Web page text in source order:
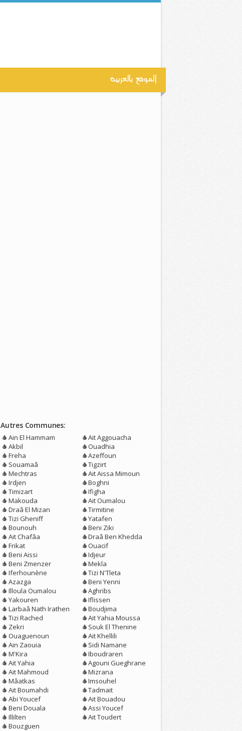
Autres Communes:
Ain El Hammam
Akbil
Freha
Souamaâ
Mechtras
Irdjen
Timizart
Makouda
Draâ El Mizan
Tizi Gheniff
Bounouh
Ait Chafâa
Frikat
Beni Aissi
Beni Zmenzer
Iferhounène
Azazga
Illoula Oumalou
Yakouren
Larbaâ Nath Irathen
Tizi Rached
Zekri
Ouaguenoun
Ain Zaouia
M'Kira
Ait Yahia
Ait Mahmoud
Mâatkas
Ait Boumahdi
Abi Youcef
Beni Douala
Illilten
Bouzguen
Ait Aggouacha
Ouadhia
Azeffoun
Tigzirt
Ait Aissa Mimoun
Boghni
Ifigha
Ait Oumalou
Tirmitine
Yatafen
Beni Ziki
Draâ Ben Khedda
Ouacif
Idjeur
Mekla
Tizi N'Tleta
Beni Yenni
Aghribs
Iflissen
Boudjima
Ait Yahia Moussa
Souk El Thenine
Ait Khellili
Sidi Namane
Iboudraren
Agouni Gueghrane
Mizrana
Imsouhel
Tadmait
Ait Bouadou
Assi Youcef
Ait Toudert